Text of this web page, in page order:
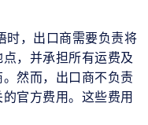
时，出口商需要负责将
，并承担所有运费及
然而，出口商不负责
官方费用。这些费用